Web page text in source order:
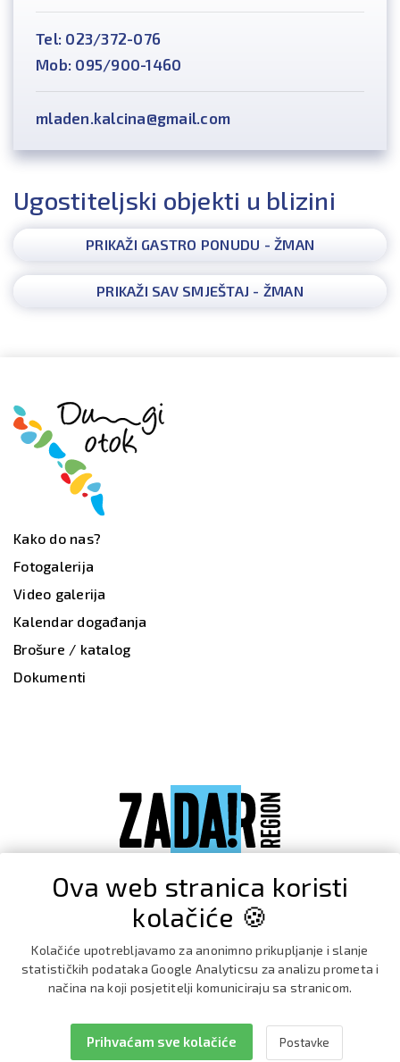
Tel: 023/372-076
Mob: 095/900-1460
mladen.kalcina@gmail.com
Ugostiteljski objekti u blizini
PRIKAŽI GASTRO PONUDU - ŽMAN
PRIKAŽI SAV SMJEŠTAJ - ŽMAN
Kako do nas?
Fotogalerija
Video galerija
Kalendar događanja
Brošure / katalog
Dokumenti
Ova web stranica koristi
kolačiće 🍪
Kolačiće upotrebljavamo za anonimno prikupljanje i slanje
statističkih podataka Google Analyticsu za analizu prometa i
načina na koji posjetitelji komuniciraju sa stranicom.
Prihvaćam sve kolačiće Postavke